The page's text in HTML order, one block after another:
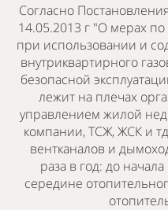
Согласно
14.05.2013 г "О мерах
при использовании и
внутриквартирного
безопасной
лежит на плечах
управлением жилой
компании, ТСЖ, ЖСК и
вентканалов и
раза в год: до
середине